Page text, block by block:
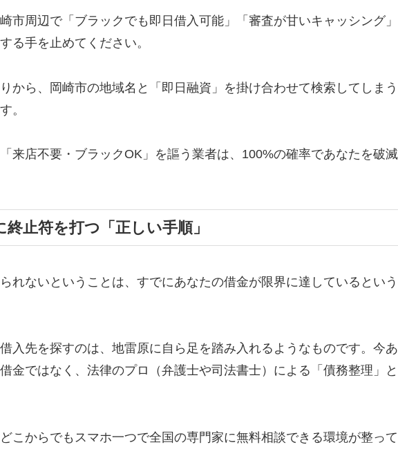
市周辺で「ブラックでも即日借入可能」「審査が甘いキャッシング」
る手を止めてください。
から、岡崎市の地域名と「即日融資」を掛け合わせて検索してしまう
。
来店不要・ブラックOK」を謳う業者は、100%の確率であなたを破滅
終止符を打つ「正しい手順」
れないということは、すでにあなたの借金が限界に達しているという
入先を探すのは、地雷原に自ら足を踏み入れるようなものです。今あ
金ではなく、法律のプロ（弁護士や司法書士）による「債務整理」と
こからでもスマホ一つで全国の専門家に無料相談できる環境が整って